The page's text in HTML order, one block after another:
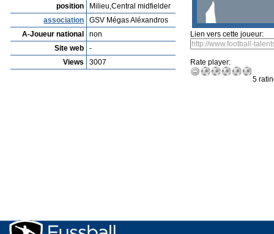
position
Milieu,Central midfielder
association
GSV Mégas Aléxandros
A-Joueur national
non
Site web
-
Views
3007
Lien vers cette joueur:
Rate player:
5